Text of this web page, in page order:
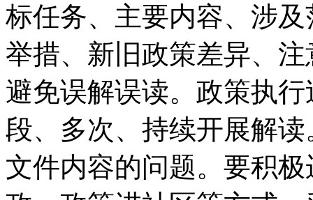
标任务、主要内容、涉
举措、新旧政策差异、
避免误解误读。政策执
段、多次、持续开展解
文件内容的问题。要积